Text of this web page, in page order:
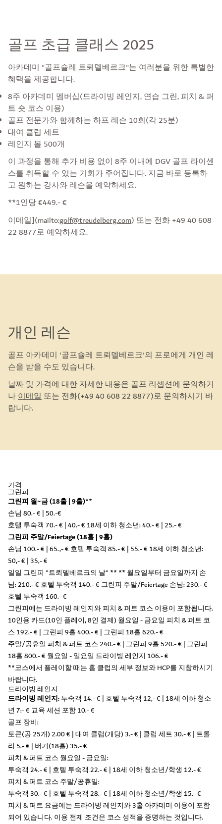
골프 초급 클래스 2025
아카데미 "골프슐레 트뢰델베르크"는 여러분을 위한 특별한
혜택을 제공합니다.
8주 아카데미 멤버십(드라이빙 레인지, 연습 그린, 피치 & 퍼
트 숏 코스 이용)
골프 전문가와 함께하는 하프 레슨 10회(각 25분)
대여 클럽 세트
레인지 볼 500개
이 과정을 통해 추가 비용 없이 8주 이내에 DGV 골프 라이센
스를 취득할 수 있는 기회가 주어집니다. 지금 바로 등록하
고 원하는 강사와 레슨을 예약하세요.
**1인당 €449.- €
이메일](mailto:golf@treudelberg.com) 또는 전화 +49 40 608
22 8877로 예약하세요.
개인 레슨
골프 아카데미 '골프슐레 트뢰델베르크'의 프로에게 개인 레
슨을 받을 수도 있습니다.
날짜 및 가격에 대한 자세한 내용은 골프 리셉션에 문의하거
나이메일또는 전화(+49 40 608 22 8877)로 문의하시기 바
랍니다.
가격
그린피
그린피 월~금 (18홀 | 9홀)**
손님 80.- € | 50.-€
호텔 투숙객 70.- € | 40.- € 18세 이하 청소년: 40.- € | 25.- €
그린피 주말/Feiertage (18홀 | 9홀)
손님 100.- € | 65.,- € 호텔 투숙객 85.- € | 55.- € 18세 이하 청소년:
50,- € | 35,- €
일일 그린피 "트뢰델베르크의 날" ** ** 월요일부터 금요일까지 손
님: 210.- € 호텔 투숙객 140.- € 그린피 주말/Feiertage 손님: 230.- €
호텔 투숙객 160.- €
그린피에는 드라이빙 레인지와 피치 & 퍼트 코스 이용이 포함됩니다.
10인용 카드(10인 플레이, 8인 결제) 월요일 - 금요일 피치 & 퍼트 코
스 192.- € | 그린피 9홀 400.- € | 그린피 18홀 620.- €
주말/공휴일 피치 & 퍼트 코스 240.- € | 그린피 9홀 520.- € | 그린피
18홀 800.- € 월요일 - 일요일 드라이빙 레인지 106.- €
**코스에서 플레이할 때는 홈 클럽의 세부 정보와 HCP를 지참하시기
바랍니다.
드라이빙 레인지
드라이빙 레인지:투숙객 14.- € | 호텔 투숙객 12,- € | 18세 이하 청소
년 7:- € 교육 세션 포함 10.- €
골프 장비:
토큰(공 25개) 2.00 € | 대여 클럽(개당) 3.- € | 클럽 세트 30.- € | 트롤
리 5.- € | 버기(18홀) 35.- €
피치 & 퍼트 코스 월요일 - 금요일:
투숙객 24.- € | 호텔 투숙객 22.- € | 18세 이하 청소년/학생 12.- €
피치 & 퍼트 코스 주말/공휴일:
투숙객 30.- € | 호텔 투숙객 28.- € | 18세 이하 청소년/학생 15.- €
피치 & 퍼트 요금에는 드라이빙 레인지와 3홀 아카데미 이용이 포함
되어 있습니다. 이용 전제 조건은 코스 성적을 증명하는 것입니다.